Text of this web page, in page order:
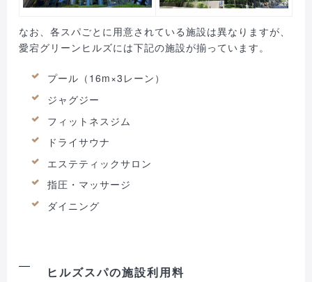
なお、各スパごとに用意されている施設は異なりますが、
愛宕グリーンヒルズには下記の施設が揃っています。
プール（16m×3レーン）
ジャグジー
フィットネスジム
ドライサウナ
エステティックサロン
指圧・マッサージ
ダイニング
ヒルズスパの施設利用料